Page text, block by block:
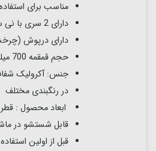
مناسب برای استفاده
دارای 2 سری با نی سیلیکونی و بدون نی
دارای درپوش
حجم قمقمه 700 میلی لیتر
جنس: آکرولیک
در رنگبندی مختلف
ابعاد محصول : قطر 7 و ارتفاع 24 سانتی متر
قابل شستشو در
قبل از اولین